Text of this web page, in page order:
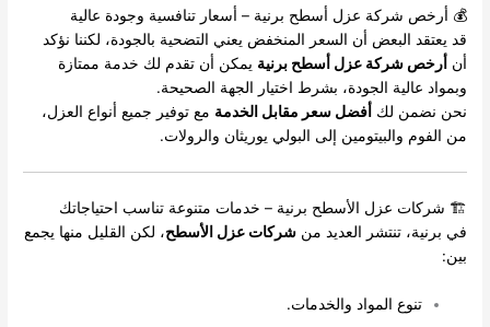
💰 أرخص شركة عزل أسطح برنية – أسعار تنافسية وجودة عالية
قد يعتقد البعض أن السعر المنخفض يعني التضحية بالجودة، لكننا نؤكد
أن أرخص شركة عزل أسطح برنية يمكن أن تقدم لك خدمة ممتازة
وبمواد عالية الجودة، بشرط اختيار الجهة الصحيحة.
نحن نضمن لك أفضل سعر مقابل الخدمة مع توفير جميع أنواع العزل،
من الفوم والبيتومين إلى البولي يوريثان والرولات.
🏗 شركات عزل الأسطح برنية – خدمات متنوعة تناسب احتياجاتك
في برنية، تنتشر العديد منشركات عزل الأسطح، لكن القليل منها يجمع
بين:
تنوع المواد والخدمات.